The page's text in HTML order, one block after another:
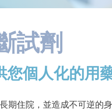
試劑
個人化的用
期住院，並造成不可逆